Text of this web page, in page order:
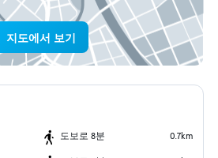
지도에서 보기
도보로 8분 0.7km